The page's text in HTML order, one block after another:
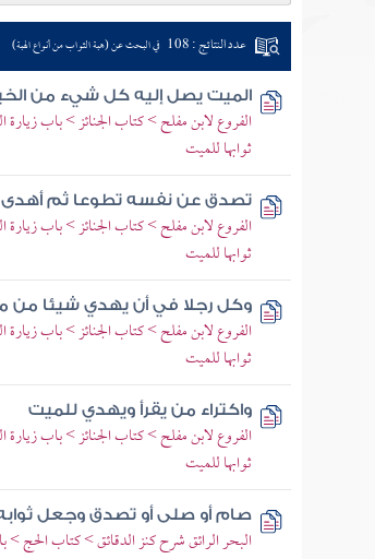
عدد النتائج : 108 في البحث عن (هبة الثواب من أنواع الهبة)
الميت يصل إليه كل شيء من
الفروع لابن مفلح > كتاب الجنائز > باب
ثوابها للميت
تصدق عن نفسه تطوعا ثم أهدى
الفروع لابن مفلح > كتاب الجنائز > باب
ثوابها للميت
وكل رجلا في أن يهدي شيئا من
الفروع لابن مفلح > كتاب الجنائز > باب
ثوابها للميت
واكتراء من يقرأ ويهدي للميت
الفروع لابن مفلح > كتاب الجنائز > باب
ثوابها للميت
صام أو صلى أو تصدق وجعل ثوابه
البحر الرائق شرح كنز الدقائق > كتاب الحج >